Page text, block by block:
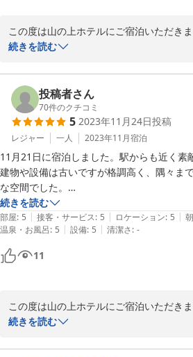
この度は山の上ホテルにご宿泊いただき
ざいます。
す。
ご満足いただけたご様子が伺え、大変嬉し
これ以上ないお褒めのお言葉に大変恐縮
にとっても大変励みとなります。
休館まで日は多くはありませんが、ご来
い出となりますようにスタッフ一同日々
2023-12-25
続きを読む
投稿者さん
70件のクチコミ
5 2023年11月24日投稿
レジャー 一人 2023年11月宿泊
11月21日に宿泊しました。駅からも近く素
建物や設備は古いですが格調高く、隅々ま
な空間でした。
夕飯はルームサービスで天丼を頼み、美味
和食で、どれも丁寧に作られてい大満足で
応も素晴らしく、快適な滞在となりました。
休館になる前に宿泊出来て嬉しかったです
まりたいと思います。
続きを読む
部屋: 5 | 接客・サービス: 5 | ロケーション: 5 |
温泉・お風呂: 5 | 設備: 5 | 清潔さ: -
11
この度は山の上ホテルにご宿泊いただき
ざいます。
す。
続きを読む